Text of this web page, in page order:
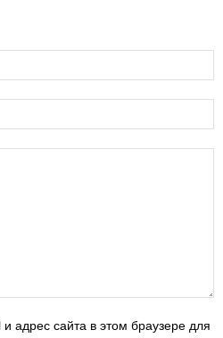
адрес сайта в этом браузере для